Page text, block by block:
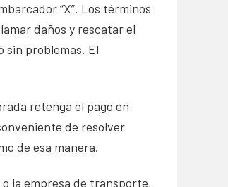
“X”. Los términos
daños y rescatar el
sin problemas. El
retenga el pago en
de resolver
de esa manera.
la empresa de transporte,